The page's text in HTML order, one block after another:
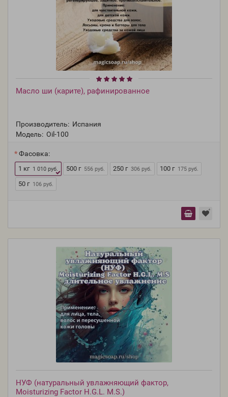
Масло ши (карите), рафинированное
Производитель: Испания
Модель: Oil-100
Фасовка:
1 кг 1 010 руб. 500 г 556 руб. 250 г 306 руб. 100 г 175 руб.
50 г 106 руб.
НУФ (натуральный увлажняющий фактор,
Moisturizing Factor H.G.L. M.S.)